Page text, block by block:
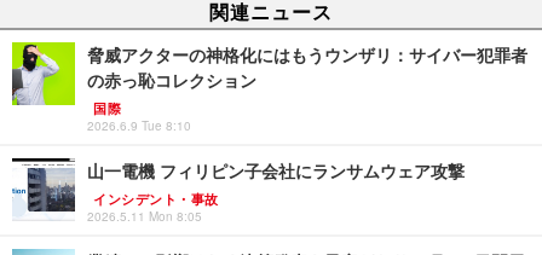
関連ニュース
脅威アクターの神格化にはもうウンザリ：サイバー犯罪者
の赤っ恥コレクション
国際
2026.6.9 Tue 8:10
山一電機 フィリピン子会社にランサムウェア攻撃
インシデント・事故
2026.5.11 Mon 8:05